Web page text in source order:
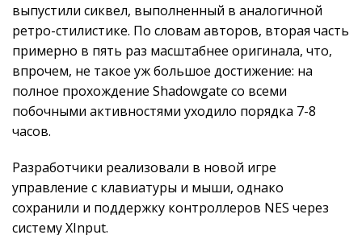
выпустили сиквел, выполненный в аналогичной
ретро-стилистике. По словам авторов, вторая часть
примерно в пять раз масштабнее оригинала, что,
впрочем, не такое уж большое достижение: на
полное прохождение Shadowgate со всеми
побочными активностями уходило порядка 7-8
часов.
Разработчики реализовали в новой игре
управление с клавиатуры и мыши, однако
сохранили и поддержку контроллеров NES через
систему XInput.